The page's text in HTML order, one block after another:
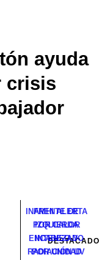
ayuda
crisis
DESTACADO
INAMHI ALERTA
POR CALOR
INTENSO Y
RADIACIÓN UV
FRENTE DE
IZQUIERDA
ENCABEZADO
POR UNIDAD